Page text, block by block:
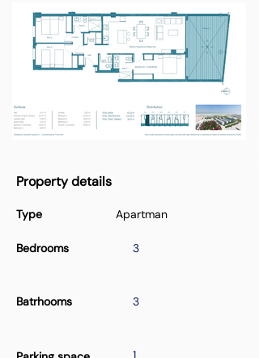
Property details
Type
Bedrooms
Apartman
3
Batrhooms 3
1